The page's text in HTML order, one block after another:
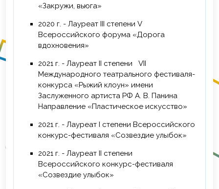
«Закружи, вьюга»
2020 г. - Лауреат III степени V
Всероссийского форума «Дорога
вдохновения»
2021 г. - Лауреат II степени VII
Международного театрального фестиваля-
конкурса «Рыжий клоун» имени
Заслуженного артиста РФ А. В. Панина
Направление «Пластическое искусство»
2021 г. - Лауреат I степени Всероссийского
конкурс-фестиваля «Созвездие улыбок»
2021 г. - Лауреат II степени
Всероссийского конкурс-фестиваля
«Созвездие улыбок»